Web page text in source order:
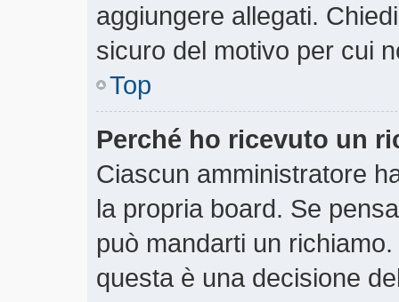
aggiungere allegati.
sicuro del motivo per cui
Top
Perché ho ricevuto un
Ciascun amministratore
la propria board. Se
può mandarti un
questa è una decisione